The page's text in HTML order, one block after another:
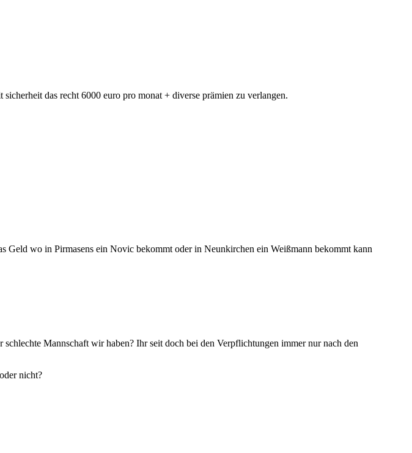
das recht 6000 euro pro monat + diverse prämien zu verlangen.
wo in Pirmasens ein Novic bekommt oder in Neunkirchen ein Weißmann bekommt kann
Mannschaft wir haben? Ihr seit doch bei den Verpflichtungen immer nur nach den
nicht?